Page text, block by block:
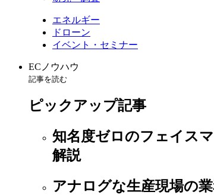
エネルギー
ドローン
イベント・セミナー
ECノウハウ
記事を読む
ピックアップ記事
知名度ゼロのフェイス
解説
アナログな生産現場の